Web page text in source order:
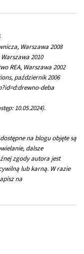
Warszawa 2008
2010
REA, Warszawa 2002
październik 2006
deba
10.05.2024).
na blogu objęte są
dalsze
zgody autora jest
lub karną. W razie
na